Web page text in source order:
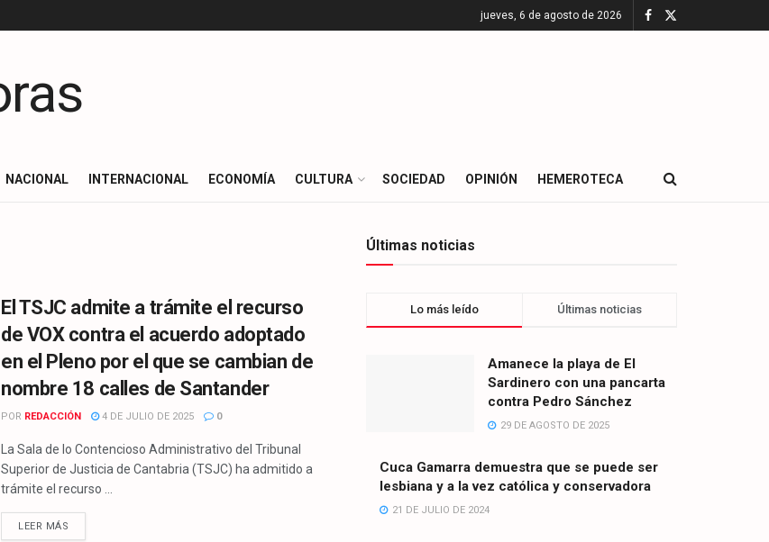
jueves, 6 de agosto de 2026
NACIONAL INTERNACIONAL ECONOMÍA CULTURA SOCIEDAD OPINIÓN HEMEROTECA
El TSJC admite a trámite el recurso
de VOX contra el acuerdo adoptado
en el Pleno por el que se cambian de
nombre 18 calles de Santander
POR REDACCIÓN 4 DE JULIO DE 2025 0
La Sala de lo Contencioso Administrativo del Tribunal
Superior de Justicia de Cantabria (TSJC) ha admitido a
trámite el recurso ...
LEER MÁS
Últimas noticias
Lo más leído Últimas noticias
Amanece la playa de El
Sardinero con una pancarta
contra Pedro Sánchez
29 DE AGOSTO DE 2025
Cuca Gamarra demuestra que se puede ser
lesbiana y a la vez católica y conservadora
21 DE JULIO DE 2024